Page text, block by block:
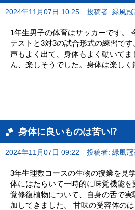
2024年11月07日 10:25 投稿者: 緑風
1年生男子の体育はサッカーです。
テストと3対3の試合形式の練習です
声もよく出て、身体もよく動いてま
ん、楽しそうでした。身体は楽しく
身体に良いものは苦い⁉
2024年11月07日 09:22 投稿者: 緑風
3年生理数コースの生物の授業を見
体にはたらいて一時的に味覚機能
覚修復植物について、自身の舌で
加してきました。 甘味の受容体の